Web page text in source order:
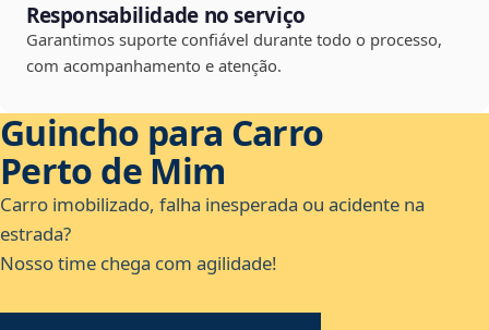
Responsabilidade no serviço
Garantimos suporte confiável durante todo o processo,
com acompanhamento e atenção.
Guincho para Carro
Perto de Mim
Carro imobilizado, falha inesperada ou acidente na
estrada?
Nosso time chega com agilidade!